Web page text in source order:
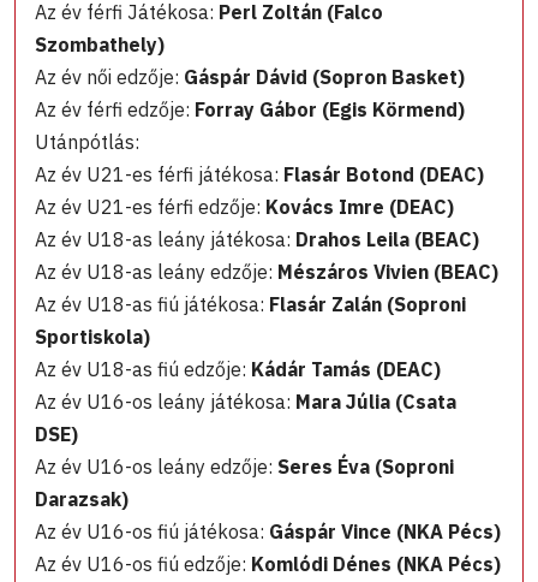
Az év férfi Játékosa: Perl Zoltán (Falco
Szombathely)
Az év női edzője: Gáspár Dávid (Sopron Basket)
Az év férfi edzője: Forray Gábor (Egis Körmend)
Utánpótlás:
Az év U21-es férfi játékosa: Flasár Botond (DEAC)
Az év U21-es férfi edzője: Kovács Imre (DEAC)
Az év U18-as leány játékosa: Drahos Leila (BEAC)
Az év U18-as leány edzője: Mészáros Vivien (BEAC)
Az év U18-as fiú játékosa: Flasár Zalán (Soproni
Sportiskola)
Az év U18-as fiú edzője: Kádár Tamás (DEAC)
Az év U16-os leány játékosa: Mara Júlia (Csata
DSE)
Az év U16-os leány edzője: Seres Éva (Soproni
Darazsak)
Az év U16-os fiú játékosa: Gáspár Vince (NKA Pécs)
Az év U16-os fiú edzője: Komlódi Dénes (NKA Pécs)